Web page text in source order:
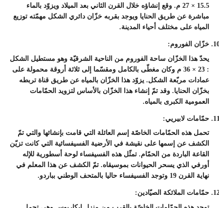
15.5 × 27 م. وقع إنشاؤه خلال القرن الثاني بعد الميلاد ويزوّد بالماء
مباشرة عن طريق الحنايا ويوجد بقربه خزّان دائري الشكل مهمّته توزيع
المياه على مختلف أحياء المدينة.
خزّان الفوروم:
يحدّ هذا الخزّان ساحة الفوروم من الناحية الشرقيّة وهو مستطيل الشكل
: 23 × 36 م وكان مغطّى بالكامل ومقسّما إلى ثلاثة أروقة محمولة على
عمادات مربّعة الشكل. يزوّد هذا الخزّان بالمياه عن طريق قناة تربطه
بخزّان الحنايا. وقد تمّ إنشاء هذا الخزّان بالأساس لتزويد الحمّامات
العمومية الكبرى بالمياه.
حمّامات لابيريي:
تحمل هذه الحمّامات الخاصّة إسم العائلة التي قامت بإنشائها والتي تمّ
الكشف عن إسمها على نقيشة في الأرضية الفسيفسائية التي كانت تزيّن
القاعة الباردة من الحمّام. تمثّل هذه الفسيفساء لوحة أسطورية للإله
أورفي الذي يسحر الحيوانات بموسيقاه. تمّ الكشف عن هذا المعلم في
نهاية القرن 19 وتوجد الفسيفساء حاليا بالمتحف الوطني بباردو.
حمّامات الملائكة الصيّادين: